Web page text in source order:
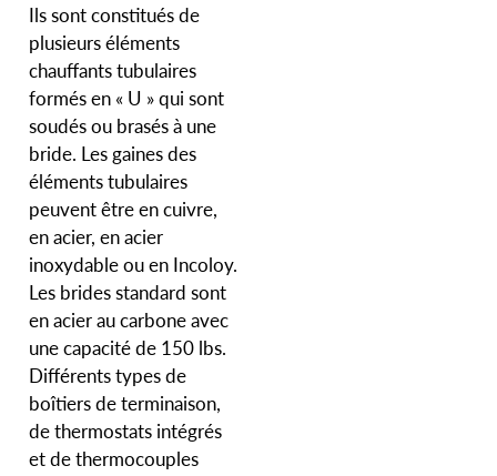
Ils sont constitués de
plusieurs éléments
chauffants tubulaires
formés en « U » qui sont
soudés ou brasés à une
bride. Les gaines des
éléments tubulaires
peuvent être en cuivre,
en acier, en acier
inoxydable ou en Incoloy.
Les brides standard sont
en acier au carbone avec
une capacité de 150 lbs.
Différents types de
boîtiers de terminaison,
de thermostats intégrés
et de thermocouples